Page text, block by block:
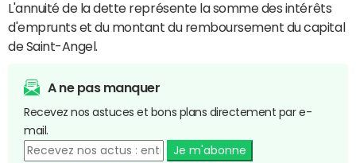
L'annuité de la dette représente la somme des intérêts
d'emprunts et du montant du remboursement du capital
de Saint-Angel.
A ne pas manquer
Recevez nos astuces et bons plans directement par e-
mail.
Je m'abonne